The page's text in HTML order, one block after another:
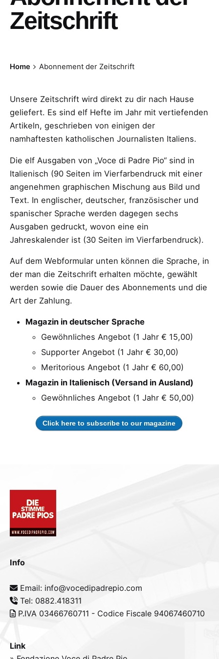
Zeitschrift
Home Abonnement der Zeitschrift
Unsere Zeitschrift wird direkt zu dir nach Hause
geliefert. Es sind elf Hefte im Jahr mit vertiefenden
Artikeln, geschrieben von einigen der
namhaftesten katholischen Journalisten Italiens.
Die elf Ausgaben von „Voce di Padre Pio“ sind in
Italienisch (90 Seiten im Vierfarbendruck mit einer
angenehmen graphischen Mischung aus Bild und
Text. In englischer, deutscher, französischer und
spanischer Sprache werden dagegen sechs
Ausgaben gedruckt, wovon eine ein
Jahreskalender ist (30 Seiten im Vierfarbendruck).
Auf dem Webformular unten können die Sprache, in
der man die Zeitschrift erhalten möchte, gewählt
werden sowie die Dauer des Abonnements und die
Art der Zahlung.
Magazin in deutscher Sprache
Gewöhnliches Angebot (1 Jahr € 15,00)
Supporter Angebot (1 Jahr € 30,00)
Meritorious Angebot (1 Jahr € 60,00)
Magazin in Italienisch (Versand in Ausland)
Gewöhnliches Angebot (1 Jahr € 50,00)
Click here to subscribe to our magazine
Info
Email: info@vocedipadrepio.com
Tel: 0882.418311
P.IVA 03466760711 - Codice Fiscale 94067460710
Link